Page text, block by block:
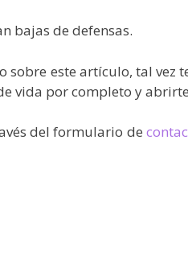
bajas de defensas.
este artículo, tal vez
vida por completo y
del formulario de